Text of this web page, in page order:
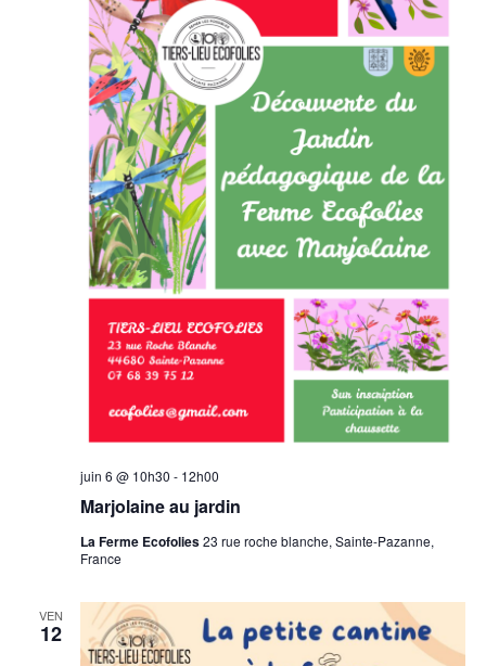
Marjolaine au jardin
juin 6 @ 10h30 - 12h00
La Ferme Ecofolies23 rue roche blanche, Sainte-Pazanne,
France
VEN
12